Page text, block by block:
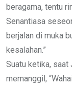
beragama, tentu
Senantiasa
berjalan di muka
kesalahan.”
Suatu ketika, saat
memanggil,